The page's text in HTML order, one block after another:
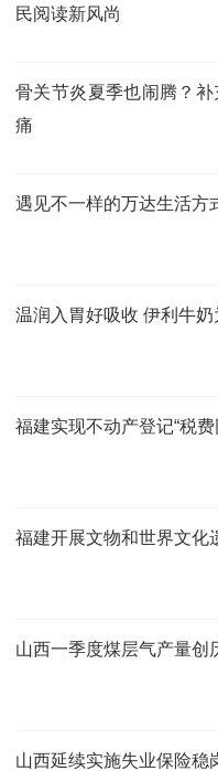
民阅读新风尚
骨关节炎夏季也闹腾？补
痛
遇见不一样的万达生活方
温润入胃好吸收 伊利牛
福建实现不动产登记“税
福建开展文物和世界文化
山西一季度煤层气产量创
山西延续实施失业保险稳